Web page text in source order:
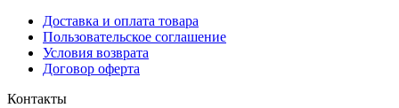
Доставка и оплата товара
Пользовательское соглашение
Условия возврата
Договор оферта
Контакты